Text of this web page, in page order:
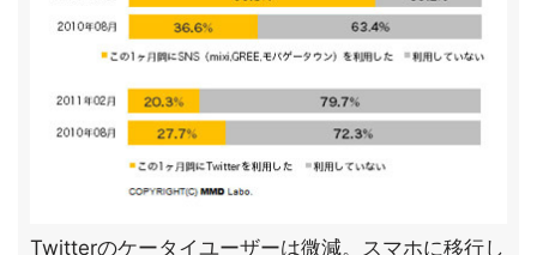
Twitterのケータイユーザーは微減。スマホに移行し